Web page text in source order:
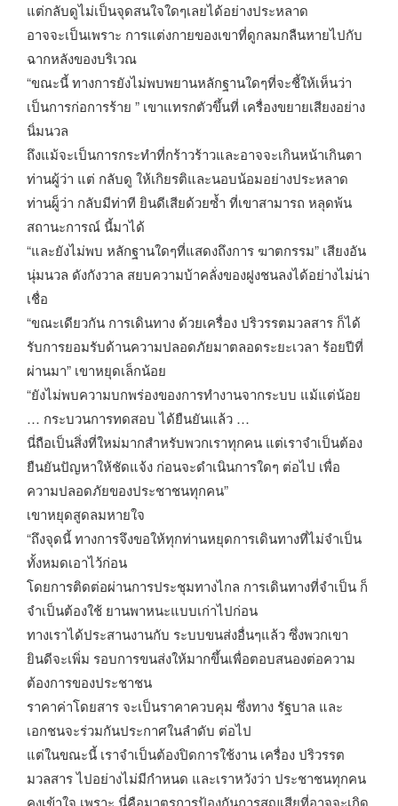
แต่กลับดูไม่เป็นจุดสนใจใดๆเลยได้อย่างประหลาด
อาจจะเป็นเพราะ การแต่งกายของเขาที่ดูกลมกลืนหายไปกับ
ฉากหลังของบริเวณ
“ขณะนี้ ทางการยังไม่พบพยานหลักฐานใดๆที่จะชี้ให้เห็นว่า
เป็นการก่อการร้าย ” เขาแทรกตัวขึ้นที่ เครื่องขยายเสียงอย่าง
นิ่มนวล
ถึงแม้จะเป็นการกระทำที่กร้าวร้าวและอาจจะเกินหน้าเกินตา
ท่านผู้ว่า แต่ กลับดู ให้เกิยรติและนอบน้อมอย่างประหลาด
ท่านผู็ว่า กลับมีท่าที ยินดีเสียด้วยซ้ำ ที่เขาสามารถ หลุดพ้น
สถานะการณ์ นี้มาได้
“และยังไม่พบ หลักฐานใดๆที่แสดงถึงการ ฆาตกรรม” เสียงอัน
นุ่มนวล ดังกังวาล สยบความบ้าคลั่งของฝูงชนลงได้อย่างไม่น่า
เชื่อ
“ขณะเดียวกัน การเดินทาง ด้วยเครื่อง ปริวรรตมวลสาร ก็ได้
รับการยอมรับด้านความปลอดภัยมาตลอดระยะเวลา ร้อยปีที่
ผ่านมา” เขาหยุดเล็กน้อย
“ยังไม่พบความบกพร่องของการทำงานจากระบบ แม้แต่น้อย
… กระบวนการทดสอบ ได้ยืนยันแล้ว …
นี่ถือเป็นสิ่งที่ใหม่มากสำหรับพวกเราทุกคน แต่เราจำเป็นต้อง
ยืนยันปัญหาให้ชัดแจ้ง ก่อนจะดำเนินการใดๆ ต่อไป เพื่อ
ความปลอดภัยของประชาชนทุกคน”
เขาหยุดสูดลมหายใจ
“ถึงจุดนี้ ทางการจึงขอให้ทุกท่านหยุดการเดินทางที่ไม่จำเป็น
ทั้งหมดเอาไว้ก่อน
โดยการติดต่อผ่านการประชุมทางไกล การเดินทางที่จำเป็น ก็
จำเป็นต้องใช้ ยานพาหนะแบบเก่าไปก่อน
ทางเราได้ประสานงานกับ ระบบขนส่งอื่นๆแล้ว ซึ่งพวกเขา
ยินดีจะเพิ่ม รอบการขนส่งให้มากขึ้นเพื่อตอบสนองต่อความ
ต้องการของประชาชน
ราคาค่าโดยสาร จะเป็นราคาควบคุม ซึ่งทาง รัฐบาล และ
เอกชนจะร่วมกันประกาศในลำดับ ต่อไป
แต่ในขณะนี้ เราจำเป็นต้องปิดการใช้งาน เครื่อง ปริวรรต
มวลสาร ไปอย่างไม่มีกำหนด และเราหวังว่า ประชาชนทุกคน
คงเข้าใจ เพราะ นี่คือมาตรการป้องกันการสูญเสียที่อาจจะเกิด